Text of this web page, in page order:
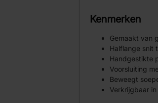
Kenmerken
Gemaakt van
Halflange snit
Handgestikte
Voorsluiting
Beweegt
Verkrijgbaar